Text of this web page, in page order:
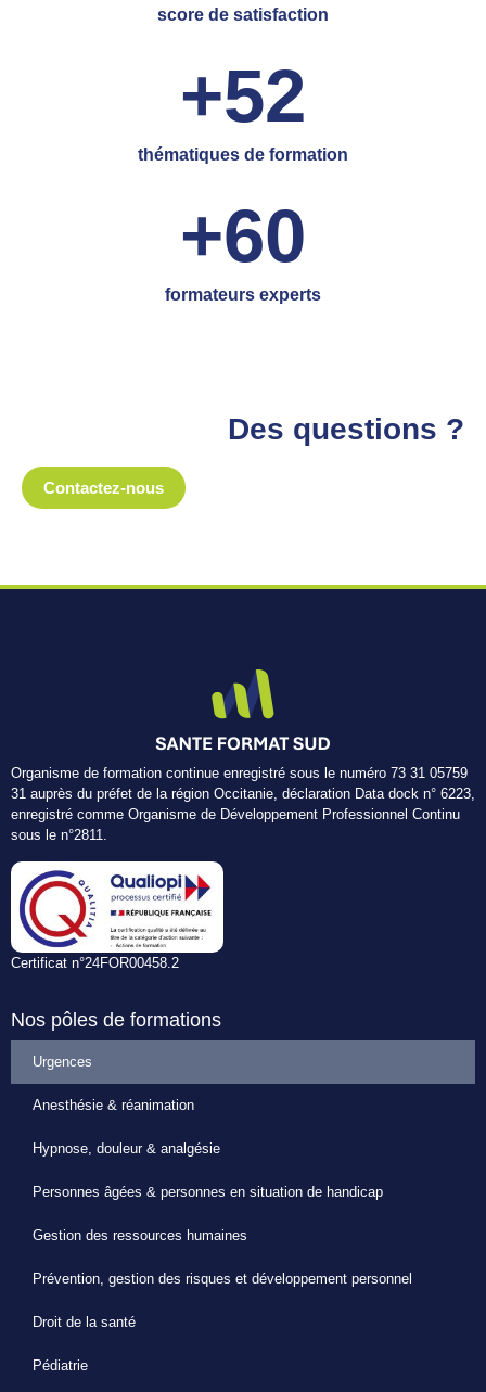
score de satisfaction
thématiques de formation
+52
formateurs experts
+60
Des questions ?
Contactez-nous
Organisme de formation continue enregistré sous le numéro 73 31 05759
31 auprès du préfet de la région Occitanie, déclaration Data dock n° 6223,
enregistré comme Organisme de Développement Professionnel Continu
sous le n°2811.
Certificat n°24FOR00458.2
Nos pôles de formations
Urgences
Anesthésie & réanimation
Hypnose, douleur & analgésie
Personnes âgées & personnes en situation de handicap
Gestion des ressources humaines
Prévention, gestion des risques et développement personnel
Droit de la santé
Pédiatrie